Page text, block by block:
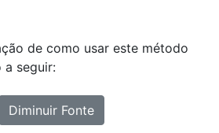
de como usar este método
a seguir:
Diminuir Fonte